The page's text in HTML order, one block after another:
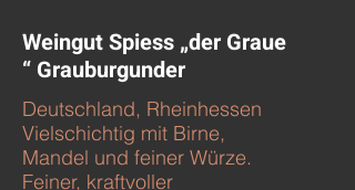
Weingut Spiess „der Graue
“ Grauburgunder
Deutschland, Rheinhessen
Vielschichtig mit Birne,
Mandel und feiner Würze.
Feiner, kraftvoller